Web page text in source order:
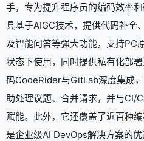
手，专为提升程序员的编码效率
具基于AIGC技术，提供代码补全
及智能问答等强大功能，支持PC
状态下使用，同时提供私有化部
码CodeRider与GitLab深度集成
助处理议题、合并请求，并与CI/
赋能。此外，它还覆盖了近百种
是企业级AI DevOps解决方案的优